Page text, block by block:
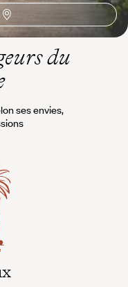
du
ses envies,